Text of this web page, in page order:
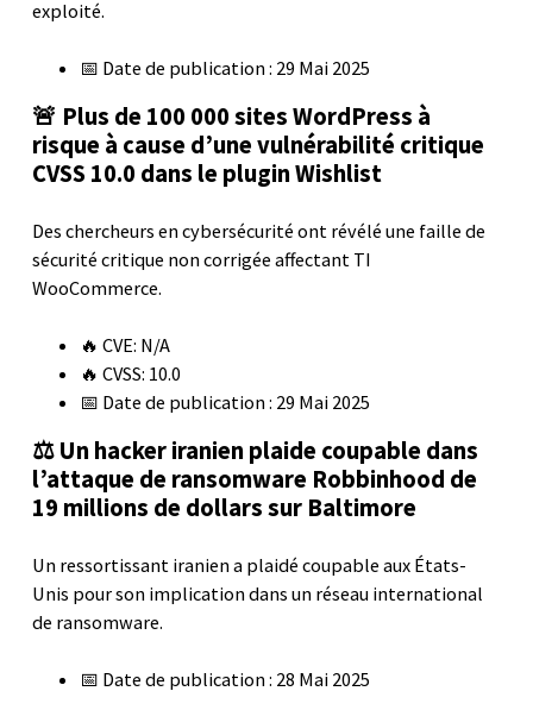
exploité.
📅 Date de publication : 29 Mai 2025
🚨 Plus de 100 000 sites WordPress à
risque à cause d’une vulnérabilité critique
CVSS 10.0 dans le plugin Wishlist
Des chercheurs en cybersécurité ont révélé une faille de
sécurité critique non corrigée affectant TI
WooCommerce.
🔥 CVE: N/A
🔥 CVSS: 10.0
📅 Date de publication : 29 Mai 2025
⚖️ Un hacker iranien plaide coupable dans
l’attaque de ransomware Robbinhood de
19 millions de dollars sur Baltimore
Un ressortissant iranien a plaidé coupable aux États-
Unis pour son implication dans un réseau international
de ransomware.
📅 Date de publication : 28 Mai 2025